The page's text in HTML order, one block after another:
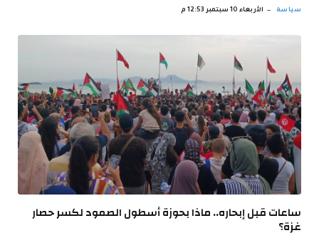
سياسة الأربعاء 10 سبتمبر 12:53 م
ساعات قبل إبحاره.. ماذا بحوزة أسطول الصمود لكسر حصار
غزة؟